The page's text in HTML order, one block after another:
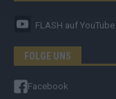
FLASH auf YouTube
FOLGE UNS
Facebook